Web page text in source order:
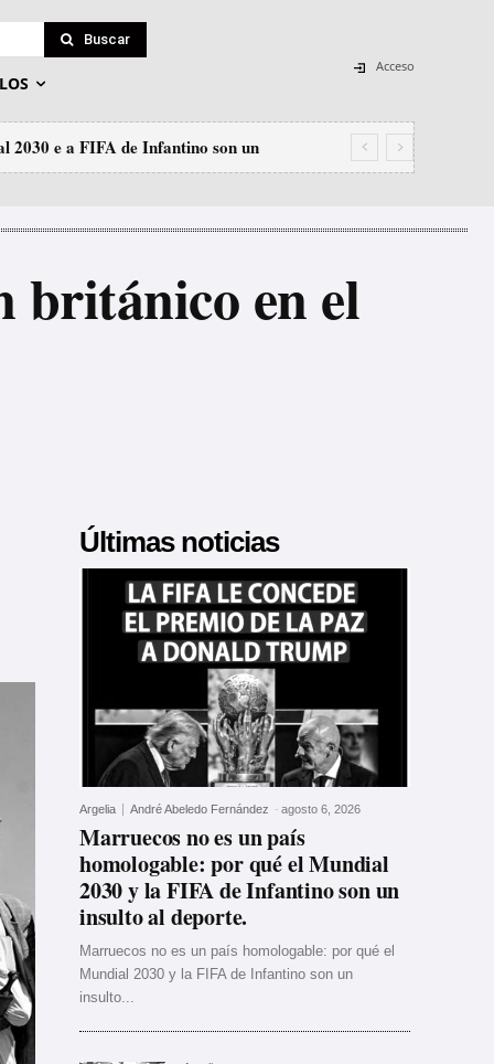
Buscar
Acceso
2030 e a FIFA de Infantino son un
británico en el
Últimas noticias
Argelia André Abeledo Fernández - agosto 6, 2026
Marruecos no es un país
homologable: por qué el Mundial
2030 y la FIFA de Infantino son un
insulto al deporte.
Marruecos no es un país homologable: por qué el
Mundial 2030 y la FIFA de Infantino son un
insulto...